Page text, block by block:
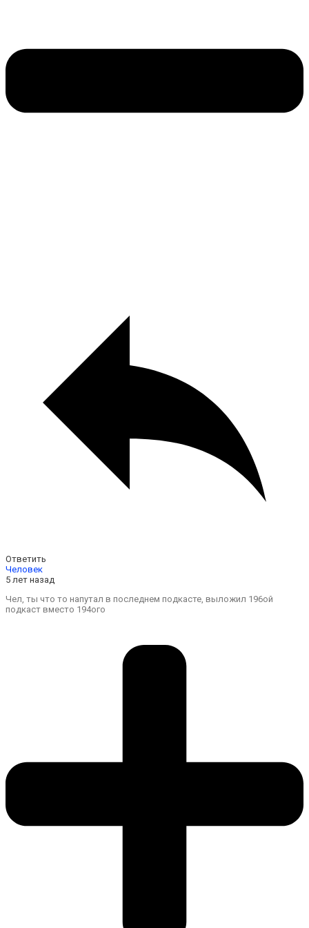
Ответить
Человек
5 лет назад
Чел, ты что то напутал в последнем подкасте, выложил 196ой
подкаст вместо 194ого